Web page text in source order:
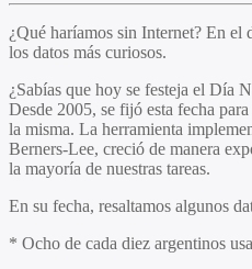
¿Qué haríamos sin Internet? En el
los datos más curiosos.
¿Sabías que hoy se festeja el Día
Desde 2005, se fijó esta fecha
la misma. La herramienta
Berners-Lee, creció de manera
la mayoría de nuestras tareas.
En su fecha, resaltamos algunos
* Ocho de cada diez argentinos